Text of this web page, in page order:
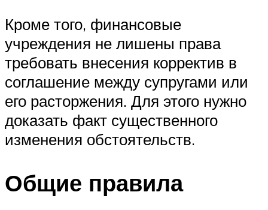
Кроме того, финансовые
учреждения не лишены права
требовать внесения корректив в
соглашение между супругами или
его расторжения. Для этого нужно
доказать факт существенного
изменения обстоятельств.
Общие правила